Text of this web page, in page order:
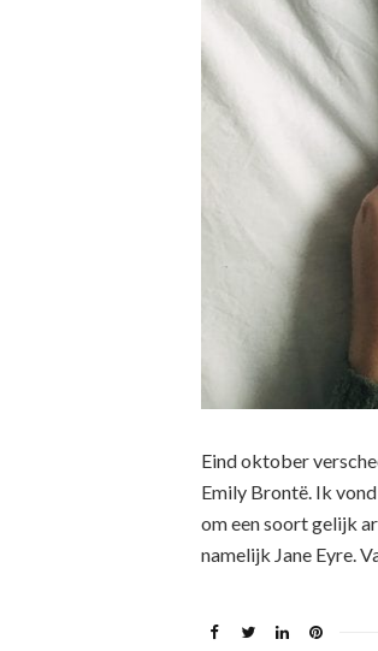
Eind oktober
Emily Brontë. Ik
om een soort gelijk
namelijk Jane Eyre.